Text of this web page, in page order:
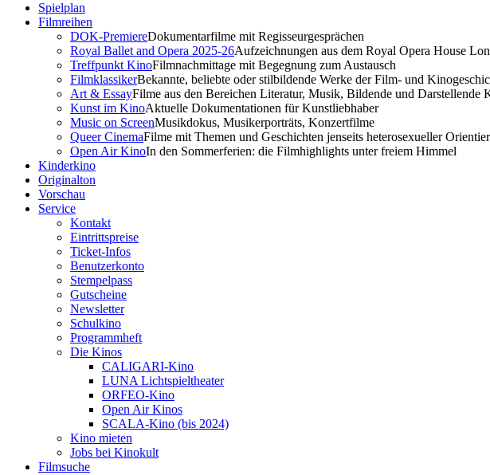
Spielplan
Filmreihen
DOK-PremiereDokumentarfilme mit Regisseurgesprächen
Royal Ballet and Opera 2025-26Aufzeichnungen aus dem Royal Opera House
Treffpunkt KinoFilmnachmittage mit Begegnung zum Austausch
FilmklassikerBekannte, beliebte oder stilbildende Werke der Film- und
Art & EssayFilme aus den Bereichen Literatur, Musik, Bildende und Darstellende
Kunst im KinoAktuelle Dokumentationen für Kunstliebhaber
Music on ScreenMusikdokus, Musikerporträts, Konzertfilme
Queer CinemaFilme mit Themen und Geschichten jenseits heterosexueller
Open Air KinoIn den Sommerferien: die Filmhighlights unter freiem Himmel
Kinderkino
Originalton
Vorschau
Service
Kontakt
Eintrittspreise
Ticket-Infos
Benutzerkonto
Stempelpass
Gutscheine
Newsletter
Schulkino
Programmheft
Die Kinos
CALIGARI-Kino
LUNA Lichtspieltheater
ORFEO-Kino
Open Air Kinos
SCALA-Kino (bis 2024)
Kino mieten
Jobs bei Kinokult
Filmsuche